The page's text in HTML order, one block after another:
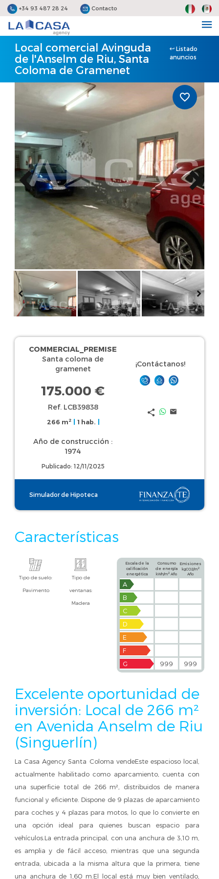
+34 93 487 28 24 Contacto
Local comercial Avinguda
de l'Anselm de Riu, Santa
Coloma de Gramenet
Listado
anuncios
COMMERCIAL_PREMISE
Santa coloma de
gramenet
175.000 €
Ref. LCB39838
266 m2 1 hab.
Año de construcción :
1974
Publicado: 12/11/2025
¡Contáctanos!
Simulador de Hipoteca
Características
Tipo de suelo:
Pavimento
Tipo de
ventanas:
Madera
Escala de la
calificación
energética
Consumo
de energía
kWh/m2 Año
Emisiones
kgCO2/m 2
Año
A
B
C
D
E
F
G
999 999
Excelente oportunidad de
inversión: Local de 266 m²
en Avenida Anselm de Riu
(Singuerlín)
La Casa Agency Santa Coloma vendeEste espacioso local,
actualmente habilitado como aparcamiento, cuenta con
una superficie total de 266 m², distribuidos de manera
funcional y eficiente. Dispone de 9 plazas de aparcamiento
para coches y 4 plazas para motos, lo que lo convierte en
una opción ideal para quienes buscan espacio para
vehículos.La entrada principal, con una anchura de 3,10 m,
es amplia y de fácil acceso, mientras que una segunda
entrada, ubicada a la misma altura que la primera, tiene
una anchura de 1,60 m.El local está muy bien ventilado,